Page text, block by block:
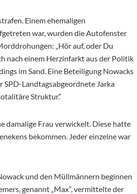
Einem ehemaligen
war, wurden die Autofenster
„Hör auf, oder Du
nach einem Herzinfarkt aus der Politik
im Sand. Eine Beteiligung Nowacks
SPD-Landtagsabgeordnete Jarka
Struktur.“
damalige Frau verwickelt. Diese hatte
bekommen. Jeder einzelne war
und den Müllmännern beginnen
genannt „Max“, vermittelte der